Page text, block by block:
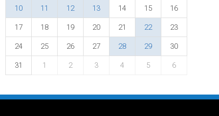
10 11 12 13 14 15 16
17 18 19 20 21 22 23
24 25 26 27 28 29 30
31 1 2 3 4 5 6